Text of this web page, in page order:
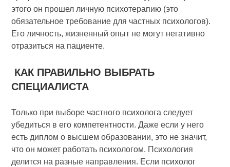
этого он прошел личную психотерапию (это
обязательное требование для частных психологов).
Его личность, жизненный опыт не могут негативно
отразиться на пациенте.
КАК ПРАВИЛЬНО ВЫБРАТЬ
СПЕЦИАЛИСТА
Только при выборе частного психолога следует
убедиться в его компетентности. Даже если у него
есть диплом о высшем образовании, это не значит,
что он может работать психологом. Психология
делится на разные направления. Если психолог